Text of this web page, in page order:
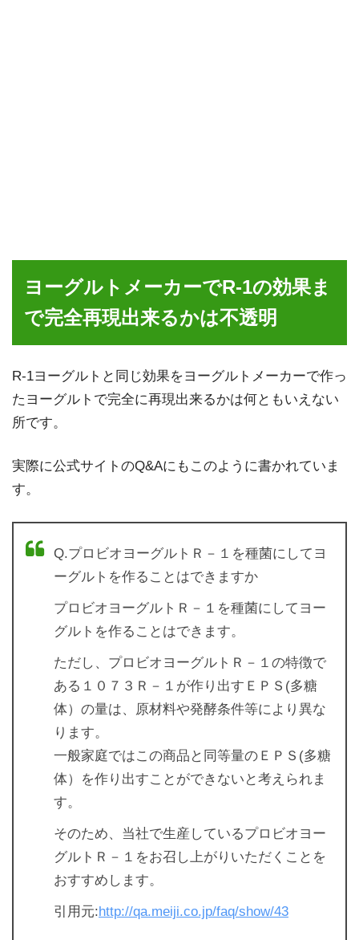
ヨーグルトメーカーでR-1の効果ま
で完全再現出来るかは不透明
R-1ヨーグルトと同じ効果をヨーグルトメーカーで作っ
たヨーグルトで完全に再現出来るかは何ともいえない
所です。
実際に公式サイトのQ&Aにもこのように書かれていま
す。
Q.プロビオヨーグルトＲ－１を種菌にしてヨ
ーグルトを作ることはできますか
プロビオヨーグルトＲ－１を種菌にしてヨー
グルトを作ることはできます。
ただし、プロビオヨーグルトＲ－１の特徴で
ある１０７３Ｒ－１が作り出すＥＰＳ(多糖
体）の量は、原材料や発酵条件等により異な
ります。
一般家庭ではこの商品と同等量のＥＰＳ(多糖
体）を作り出すことができないと考えられま
す。
そのため、当社で生産しているプロビオヨー
グルトＲ－１をお召し上がりいただくことを
おすすめします。
引用元:http://qa.meiji.co.jp/faq/show/43